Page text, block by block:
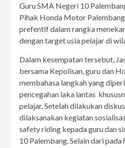
Guru SMA Negeri 10
Pihak Honda Motor
prefentif dalam rangka
dengan target usia pelajar di
Dalam kesempatan tersebut,
bersama Kepolisan, guru dan
membahasa langkah yang
pencegahan laka lantas
pelajar. Setelah dilakukan
dilaksanakan kegiatan
safety riding kepada guru dan
10 Palembang. Selain dari